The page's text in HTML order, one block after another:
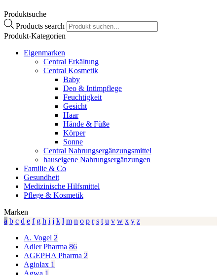
Produktsuche
Products search
Produkt-Kategorien
Eigenmarken
Central Erkältung
Central Kosmetik
Baby
Deo & Intimpflege
Feuchtigkeit
Gesicht
Haar
Hände & Füße
Körper
Sonne
Central Nahrungsergänzungsmittel
hauseigene Nahrungsergänzungen
Familie & Co
Gesundheit
Medizinische Hilfsmittel
Pflege & Kosmetik
Marken
a b c d e f g h i j k l m n o p r s t u v w x y z
A. Vogel 2
Adler Pharma 86
AGEPHA Pharma 2
Agiolax 1
Agwa 1